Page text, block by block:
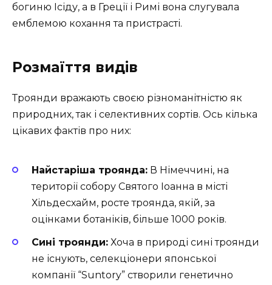
богиню Ісіду, а в Греції і Римі вона слугувала
емблемою кохання та пристрасті.
Розмаїття видів
Троянди вражають своєю різноманітністю як
природних, так і селективних сортів. Ось кілька
цікавих фактів про них:
Найстаріша троянда: В Німеччині, на
території собору Святого Іоанна в місті
Хільдесхайм, росте троянда, якій, за
оцінками ботаніків, більше 1000 років.
Сині троянди: Хоча в природі сині троянди
не існують, селекціонери японської
компанії “Suntory” створили генетично